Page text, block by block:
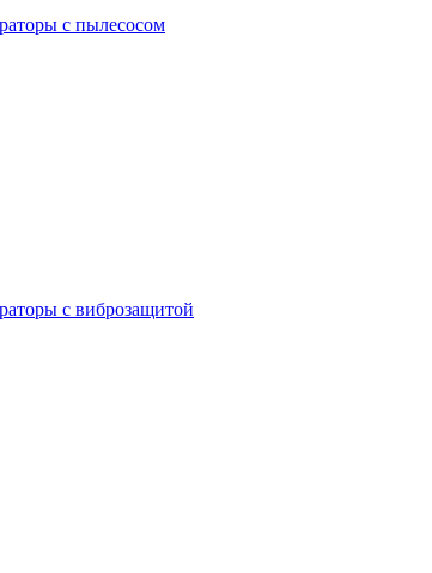
с пылесосом
с виброзащитой